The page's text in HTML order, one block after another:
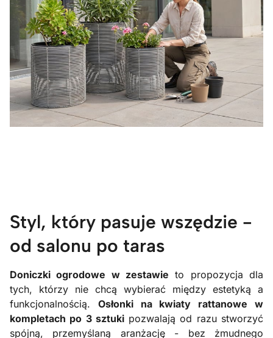
Styl, który pasuje wszędzie -
od salonu po taras
Doniczki ogrodowe w zestawie to propozycja dla
tych, którzy nie chcą wybierać między estetyką a
funkcjonalnością. Osłonki na kwiaty rattanowe w
kompletach po 3 sztukipozwalają od razu stworzyć
spójną, przemyślaną aranżację - bez żmudnego